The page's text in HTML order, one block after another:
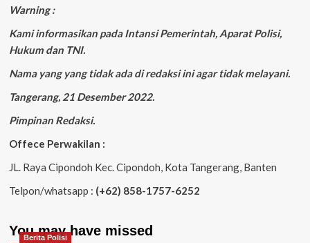
Warning :
Kami informasikan pada Intansi Pemerintah, Aparat Polisi,
Hukum dan TNI.
Nama yang yang tidak ada di redaksi ini agar tidak melayani.
Tangerang, 21 Desember 2022.
Pimpinan Redaksi.
Offece Perwakilan :
JL. Raya Cipondoh Kec. Cipondoh, Kota Tangerang, Banten
Telpon/whatsapp : (+62) 858-1757-6252
You may have missed
Berita Polisi